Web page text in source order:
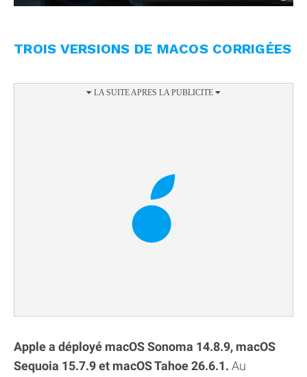
TROIS VERSIONS DE MACOS CORRIGÉES
Apple a déployé macOS Sonoma 14.8.9, macOS
Sequoia 15.7.9 et macOS Tahoe 26.6.1. Au